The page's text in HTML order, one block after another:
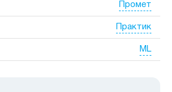
Промет
Практик
ML